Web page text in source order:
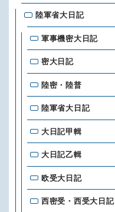
陸軍省大日記
軍事機密大日記
密大日記
陸密・陸普
陸軍省大日記
大日記甲輯
大日記乙輯
欧受大日記
西密受・西受大日記